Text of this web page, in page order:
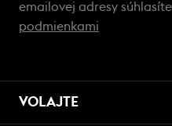
emailovej adresy súhlasíte
podmienkami
VOLAJTE